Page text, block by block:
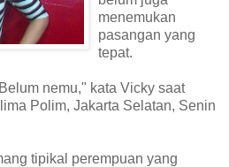
menemukan
pasangan yang
tepat.
nemu," kata Vicky saat
Polim, Jakarta Selatan, Senin
tipikal perempuan yang